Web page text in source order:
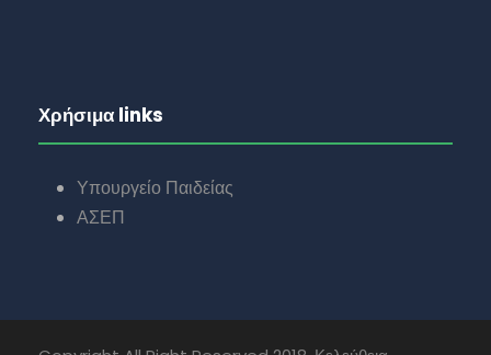
Χρήσιμα links
Υπουργείο Παιδείας
ΑΣΕΠ